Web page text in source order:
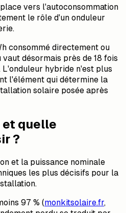
vers l'autoconsommation
le rôle d'un onduleur
consommé directement ou
désormais près de 18 fois
hybride n'est plus
l'élément qui détermine la
solaire posée après
et quelle
?
et la puissance nominale
les plus décisifs pour la
97 % (monkitsolaire.fr,